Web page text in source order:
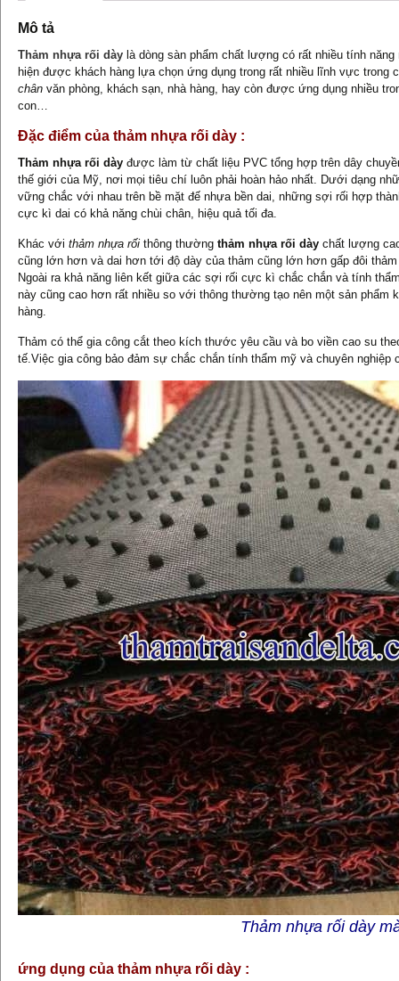
Mô tả
Thảm nhựa rối dày là dòng sàn phẩm chất lượng có rất nhiều tính
hiện được khách hàng lựa chọn ứng dụng trong rất nhiều lĩnh vực trong
chân văn phòng, khách sạn, nhà hàng, hay còn được ứng dụng nhiều
con…
Đặc điểm của thảm nhựa rối dày :
Thảm nhựa rối dày được làm từ chất liệu PVC tổng hợp trên dây
thế giới của Mỹ, nơi mọi tiêu chí luôn phải hoàn hảo nhất. Dưới dạng
vững chắc với nhau trên bề mặt đế nhựa bền dai, những sợi rối hợp
cực kì dai có khả năng chùi chân, hiệu quả tối đa.
Khác với thảm nhựa rối thông thường thảm nhựa rối dày chất lượng
cũng lớn hơn và dai hơn tới độ dày của thảm cũng lớn hơn gấp đôi
Ngoài ra khả năng liên kết giữa các sợi rối cực kì chắc chắn và tính
này cũng cao hơn rất nhiều so với thông thường tạo nên một sản phẩm
hàng.
Thảm có thể gia công cắt theo kích thước yêu cầu và bo viền cao su
tế.Việc gia công bảo đảm sự chắc chắn tính thẩm mỹ và chuyên nghiệp
Thảm nhựa rối dày
ứng dụng của thảm nhựa rối dày :